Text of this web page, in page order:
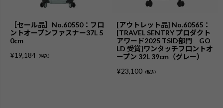
［セール品］No.60550：フロ
ントオープンファスナー37L 5
0cm
¥19,184 （税込）
[アウトレット品] No.60565：
[TRAVEL SENTRY プロダクト
アワード2025 TSID部門 GO
LD 受賞]ワンタッチフロントオ
ープン 32L 39cm（グレー）
¥23,100 （税込）